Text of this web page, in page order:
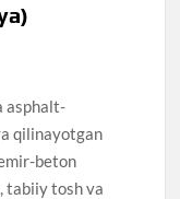
asphalt-
qilinayotgan
beton
tabiiy tosh va